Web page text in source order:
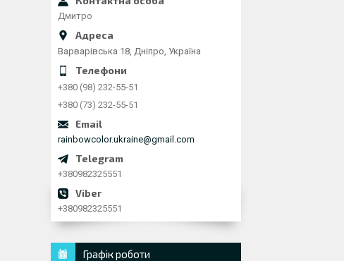
Дмитро
Варварівська 18, Дніпро, Україна
+380 (98) 232-55-51
+380 (73) 232-55-51
rainbowcolor.ukraine@gmail.com
+380982325551
+380982325551
Графік роботи